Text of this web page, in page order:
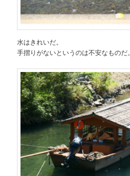
水はきれいだ。
手摺りがないというのは不安なものだ。